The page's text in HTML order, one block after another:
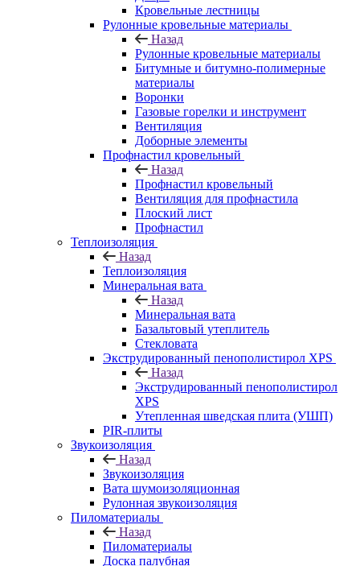
Кровельные лестницы
Рулонные кровельные материалы
Назад
Рулонные кровельные материалы
Битумные и битумно-полимерные
материалы
Воронки
Газовые горелки и инструмент
Вентиляция
Доборные элементы
Профнастил кровельный
Назад
Профнастил кровельный
Вентиляция для профнастила
Плоский лист
Профнастил
Теплоизоляция
Назад
Теплоизоляция
Минеральная вата
Назад
Минеральная вата
Базальтовый утеплитель
Стекловата
Экструдированный пенополистирол XPS
Назад
Экструдированный пенополистирол
XPS
Утепленная шведская плита (УШП)
PIR-плиты
Звукоизоляция
Назад
Звукоизоляция
Вата шумоизоляционная
Рулонная звукоизоляция
Пиломатериалы
Назад
Пиломатериалы
Доска палубная